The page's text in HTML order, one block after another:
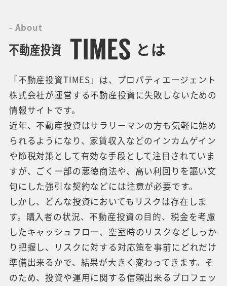
- About
とは
「不動産投資TIMES」は、プロパティエージェント
株式会社が運営する不動産投資に失敗しないための
情報サイトです。
近年、不動産投資はサラリーマンの方も気軽に始め
られるようになり、家賃収入などのインカムゲイン
や節税対策として有効な手段として注目されていま
すが、ごく一部の悪徳商法や、高い利回りを謳い文
句にした強引な契約などには注意が必要です。
しかし、どんな投資においてもリスクは存在しま
す。購入者の状況、不動産投資の目的、税金を考慮
したキャッシュフロー、空室時のリスクなどしっか
り把握し、リスクに対する対応策を事前にどれだけ
準備出来るかで、結果が大きく変わってきます。そ
のため、投資や運用に関する信頼出来るプロフェッ